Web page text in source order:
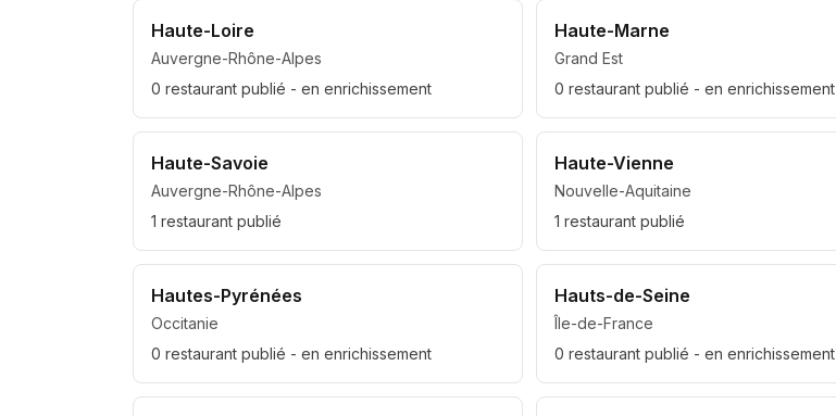
Haute-Loire
Auvergne-Rhône-Alpes
0 restaurant publié - en enrichissement
Haute-Marne
Grand Est
0 restaurantpublié - en enrichissement
Haute-Savoie
Auvergne-Rhône-Alpes
1 restaurant publié
Haute-Vienne
Nouvelle-Aquitaine
1 restaurantpublié
Hautes-Pyrénées
Occitanie
0 restaurant publié - en enrichissement
Hauts-de-Seine
Île-de-France
0 restaurantpublié - en enrichissement